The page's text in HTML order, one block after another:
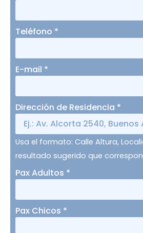
Teléfono *
E-mail *
Dirección de Residencia *
Usa el formato: Calle Altura,
resultado sugerido que
Pax Adultos *
Pax Chicos *